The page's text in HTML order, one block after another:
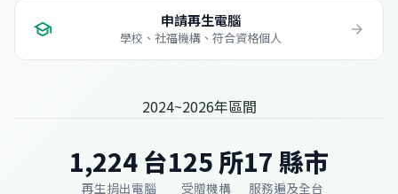
school 申請再生電腦
學校、社福機構、符合資格個人 arrow_forward
2024~2026年區間
1,224 台
再生捐出電腦
125 所
受贈機構
17 縣市
服務遍及全台